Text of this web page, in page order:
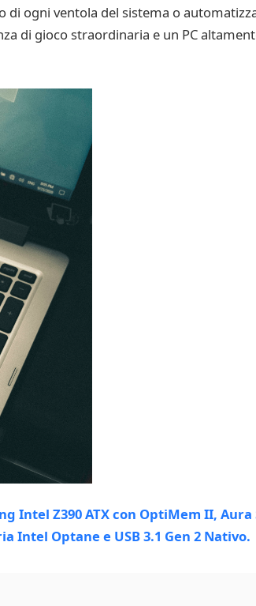
ogni ventola del sistema o
di gioco straordinaria e un PC